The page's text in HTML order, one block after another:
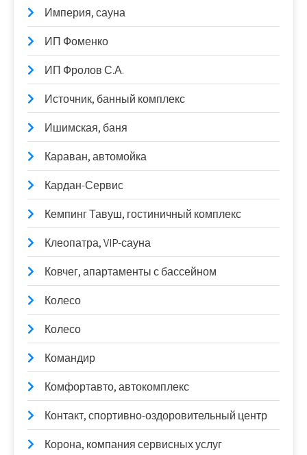
Империя, сауна
ИП Фоменко
ИП Фролов С.А.
Источник, банный комплекс
Ишимская, баня
Караван, автомойка
Кардан-Сервис
Кемпинг Тавуш, гостиничный комплекс
Клеопатра, VIP-сауна
Ковчег, апартаменты с бассейном
Колесо
Колесо
Командир
Комфортавто, автокомплекс
Контакт, спортивно-оздоровительный центр
Корона, компания сервисных услуг